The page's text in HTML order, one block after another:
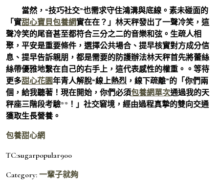
當然，“技巧社交”也需求守住鴻溝與底線。素未碰面的
「實甜心寶貝包養網實在在？」林天秤發出了一聲冷笑，這
聲冷笑的尾音甚至都符合三分之二的音樂和弦。生疏人相
聚，平安是重要條件，選擇公共場合、提早核實對方成分信
息、提早告訴親朋，都是需要的防護辦法林天秤首先將蕾絲
絲帶優雅地繫在自己的右手上，這代表感性的權重。。等待
更多甜心花園年青人解脫“線上熱烈，線下疏離”的「你們兩
個，給我聽著！現在開始，你們必須包養網單次通過我的天
秤座三階段考驗**！」社交窘境，經由過程真摯的雙向交通
獲取生長營養。
包養甜心網
TC:sugarpopular900
Category: 一輩子就夠